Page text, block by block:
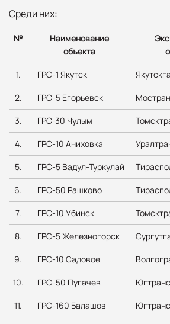
Среди них:
№
Наименование
объекта
1. ГРС-1 Якутск
2. ГРС-5 Егорьевск
3. ГРС-30 Чулым
4. ГРС-10 Аниховка
5. ГРС-5 Вадул-Туркулай
6. ГРС-50 Рашково
7. ГРС-10 Убинск
8. ГРС-5 Железногорск
9. ГРС-10 Садовое
10. ГРС-50 Пугачев
11. ГРС-160 Балашов